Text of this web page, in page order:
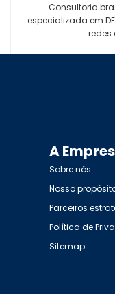
Consultoria
especializada em
redes
A
Sobre nós
Nosso
Parceiros
Política de
Sitemap